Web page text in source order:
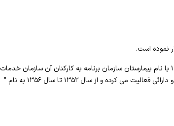
این مرکز قبلاً با نامهای ” بیمارستان شوروی ” و ” چهرازی ” فعالیت می کرده و از سال ۱۳۳۶ با نام بیمارستان سازمان برنامه به کارکنان آن سازمان خدمات
درمانی ارائه می کرده است . از سال ۱۳۴۲ تا سال ۱۳۵۲ به عنوان بیمارستان وزارت اقتصاد و دارائی فعالیت می کرده و از سال ۱۳۵۲ تا سال ۱۳۵۶ به نام ”